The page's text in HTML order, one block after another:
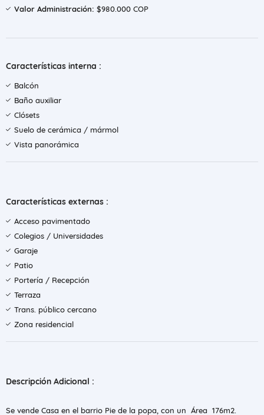
Valor Administración: $980.000 COP
Características interna :
Balcón
Baño auxiliar
Clósets
Suelo de cerámica / mármol
Vista panorámica
Características externas :
Acceso pavimentado
Colegios / Universidades
Garaje
Patio
Portería / Recepción
Terraza
Trans. público cercano
Zona residencial
Descripción Adicional :
Se vende Casa en el barrio Pie de la popa, con un Área 176m2.